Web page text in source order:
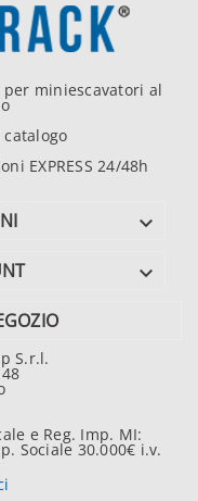
miniescavatori al
catalogo
EXPRESS 24/48h


S.r.l.
e Reg. Imp. MI:
Sociale 30.000€ i.v.